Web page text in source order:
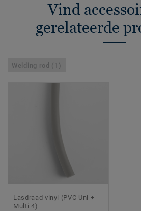
Vind
gerelateerde
Welding rod (1)
Lasdraad vinyl (PVC Uni +
Multi 4)